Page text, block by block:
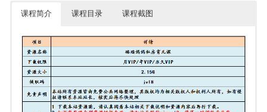
课程简介 课程目录 课程截图